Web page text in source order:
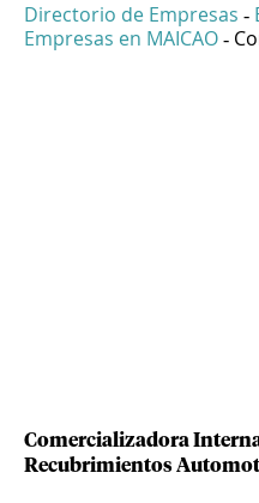
Directorio de Empresas -
Empresas en MAICAO -
Comercializadora
Recubrimientos